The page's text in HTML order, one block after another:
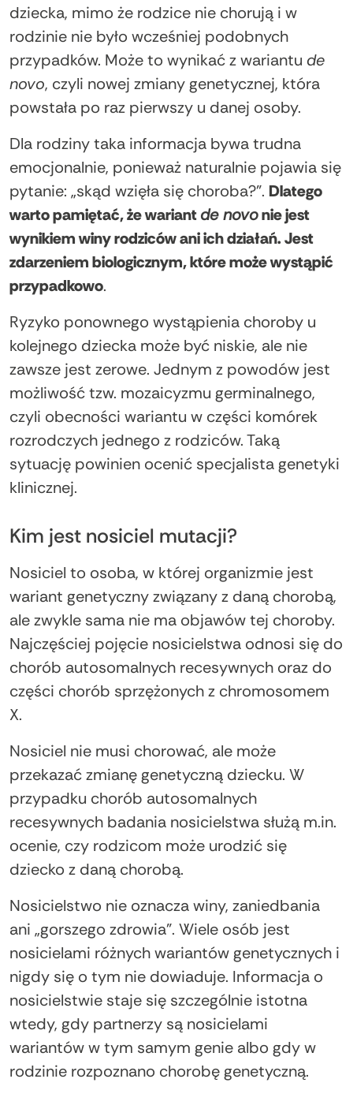
dziecka, mimo że rodzice nie chorują i w
rodzinie nie było wcześniej podobnych
przypadków. Może to wynikać z wariantu de
novo, czyli nowej zmiany genetycznej, która
powstała po raz pierwszy u danej osoby.
Dla rodziny taka informacja bywa trudna
emocjonalnie, ponieważ naturalnie pojawia się
pytanie: „skąd wzięła się choroba?”. Dlatego
warto pamiętać, że wariantde novonie jest
wynikiem winy rodziców ani ich działań. Jest
zdarzeniem biologicznym, które może wystąpić
przypadkowo.
Ryzyko ponownego wystąpienia choroby u
kolejnego dziecka może być niskie, ale nie
zawsze jest zerowe. Jednym z powodów jest
możliwość tzw. mozaicyzmu germinalnego,
czyli obecności wariantu w części komórek
rozrodczych jednego z rodziców. Taką
sytuację powinien ocenić specjalista genetyki
klinicznej.
Kim jest nosiciel mutacji?
Nosiciel to osoba, w której organizmie jest
wariant genetyczny związany z daną chorobą,
ale zwykle sama nie ma objawów tej choroby.
Najczęściej pojęcie nosicielstwa odnosi się do
chorób autosomalnych recesywnych oraz do
części chorób sprzężonych z chromosomem
X.
Nosiciel nie musi chorować, ale może
przekazać zmianę genetyczną dziecku. W
przypadku chorób autosomalnych
recesywnych badania nosicielstwa służą m.in.
ocenie, czy rodzicom może urodzić się
dziecko z daną chorobą.
Nosicielstwo nie oznacza winy, zaniedbania
ani „gorszego zdrowia”. Wiele osób jest
nosicielami różnych wariantów genetycznych i
nigdy się o tym nie dowiaduje. Informacja o
nosicielstwie staje się szczególnie istotna
wtedy, gdy partnerzy są nosicielami
wariantów w tym samym genie albo gdy w
rodzinie rozpoznano chorobę genetyczną.